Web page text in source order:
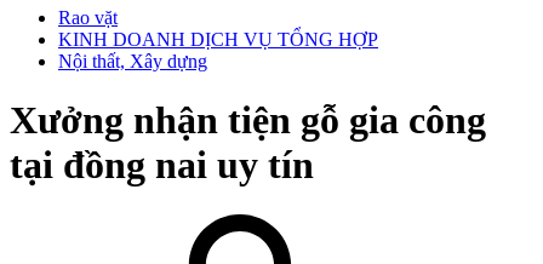
Rao vặt
KINH DOANH DỊCH VỤ TỔNG HỢP
Nội thất, Xây dựng
Xưởng nhận tiện gỗ gia công
tại đồng nai uy tín